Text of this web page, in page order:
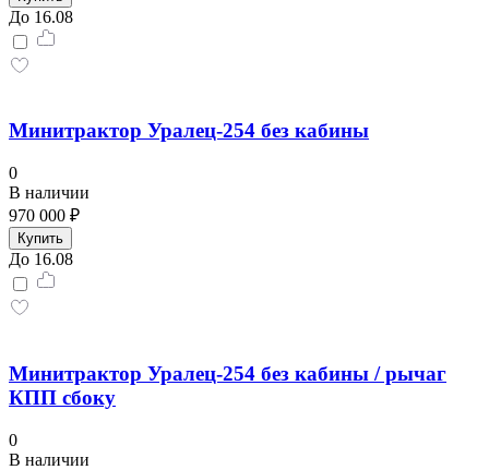
До 16.08
Минитрактор Уралец-254 без кабины
0
В наличии
970 000 ₽
Купить
До 16.08
Минитрактор Уралец-254 без кабины / рычаг
КПП сбоку
0
В наличии